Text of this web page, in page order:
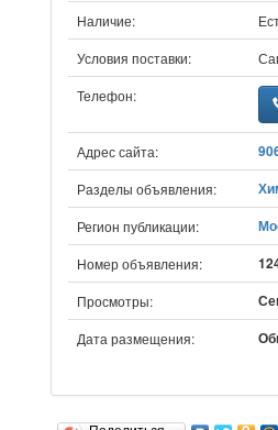
Наличие:
Условия поставки:
Телефон:
Адрес сайта:
Разделы объявления:
Регион публикации:
Номер объявления:
Просмотры:
Дата размещения: